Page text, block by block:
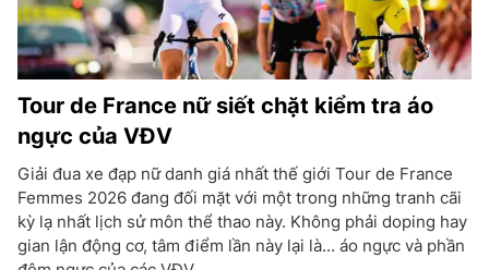
Tour de France nữ siết chặt kiểm tra áo
ngực của VĐV
Giải đua xe đạp nữ danh giá nhất thế giới Tour de France
Femmes 2026 đang đối mặt với một trong những tranh cãi
kỳ lạ nhất lịch sử môn thể thao này. Không phải doping hay
gian lận động cơ, tâm điểm lần này lại là... áo ngực và phần